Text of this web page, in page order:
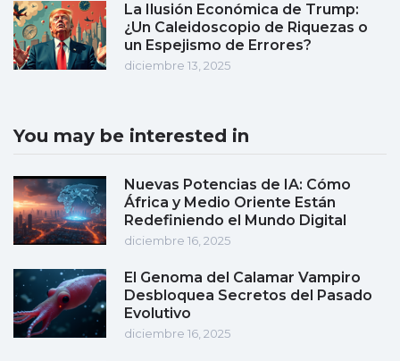
La Ilusión Económica de Trump:
¿Un Caleidoscopio de Riquezas o
un Espejismo de Errores?
diciembre 13, 2025
You may be interested in
Nuevas Potencias de IA: Cómo
África y Medio Oriente Están
Redefiniendo el Mundo Digital
diciembre 16, 2025
El Genoma del Calamar Vampiro
Desbloquea Secretos del Pasado
Evolutivo
diciembre 16, 2025